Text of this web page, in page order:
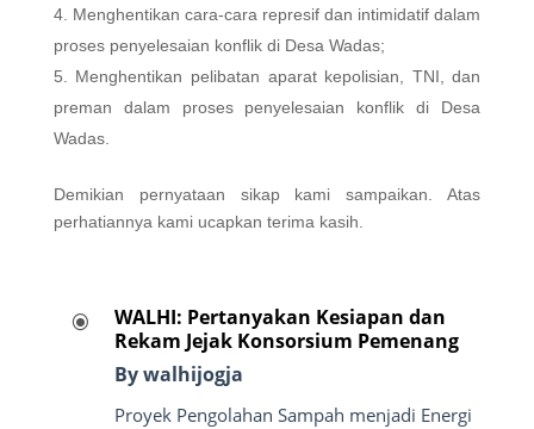
Menghentikan cara-cara represif dan intimidatif dalam
proses penyelesaian konflik di Desa Wadas;
Menghentikan pelibatan aparat kepolisian, TNI, dan
preman dalam proses penyelesaian konflik di Desa
Wadas.
Demikian pernyataan sikap kami sampaikan. Atas
perhatiannya kami ucapkan terima kasih.
\
WALHI: Pertanyakan Kesiapan dan
Rekam Jejak Konsorsium Pemenang
By walhijogja
Proyek Pengolahan Sampah menjadi Energi